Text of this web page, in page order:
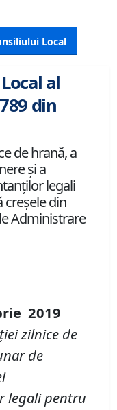
Local
al
din
de hrană, a
și a
legali
creșele din
Administrare
2019
ției zilnice de
de
legali pentru